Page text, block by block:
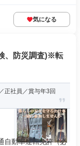
気になる
、防災調査)※転
正社員／賞与年3回
自動車運転免許（必